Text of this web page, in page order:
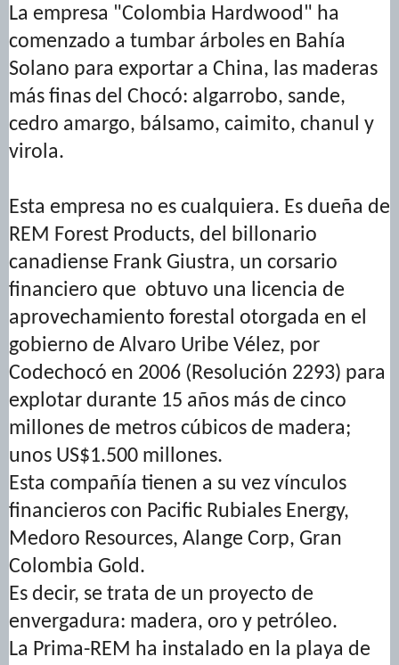
La empresa "Colombia Hardwood" ha
comenzado a tumbar árboles en Bahía
Solano para exportar a China, las maderas
más finas del Chocó: algarrobo, sande,
cedro amargo, bálsamo, caimito, chanul y
virola.
Esta empresa no es cualquiera. Es dueña de
REM Forest Products, del billonario
canadiense Frank Giustra, un corsario
financiero que obtuvo una licencia de
aprovechamiento forestal otorgada en el
gobierno de Alvaro Uribe Vélez, por
Codechocó en 2006 (Resolución 2293) para
explotar durante 15 años más de cinco
millones de metros cúbicos de madera;
unos US$1.500 millones.
Esta compañía tienen a su vez vínculos
financieros con Pacific Rubiales Energy,
Medoro Resources, Alange Corp, Gran
Colombia Gold.
Es decir, se trata de un proyecto de
envergadura: madera, oro y petróleo.
La Prima-REM ha instalado en la playa de